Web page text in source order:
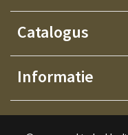
Catalogus
Informatie